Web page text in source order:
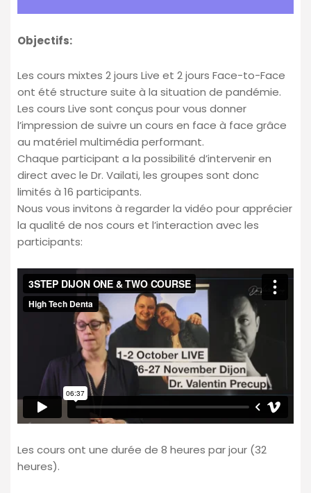
Objectifs:
Les cours mixtes 2 jours Live et 2 jours Face-to-Face
ont été structure suite à la situation de pandémie.
Les cours Live sont conçus pour vous donner
l’impression de suivre un cours en face à face grâce
au matériel multimédia performant.
Chaque participant a la possibilité d’intervenir en
direct avec le Dr. Vailati, les groupes sont donc
limités à 16 participants.
Nous vous invitons à regarder la vidéo pour apprécier
la qualité de nos cours et l’interaction avec les
participants:
Les cours ont une durée de 8 heures par jour (32
heures).